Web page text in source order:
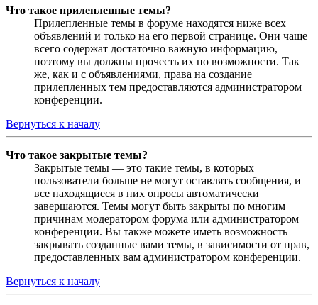
Что такое прилепленные темы?
Прилепленные темы в форуме находятся ниже всех
объявлений и только на его первой странице. Они чаще
всего содержат достаточно важную информацию,
поэтому вы должны прочесть их по возможности. Так
же, как и с объявлениями, права на создание
прилепленных тем предоставляются администратором
конференции.
Вернуться к началу
Что такое закрытые темы?
Закрытые темы — это такие темы, в которых
пользователи больше не могут оставлять сообщения, и
все находящиеся в них опросы автоматически
завершаются. Темы могут быть закрыты по многим
причинам модератором форума или администратором
конференции. Вы также можете иметь возможность
закрывать созданные вами темы, в зависимости от прав,
предоставленных вам администратором конференции.
Вернуться к началу